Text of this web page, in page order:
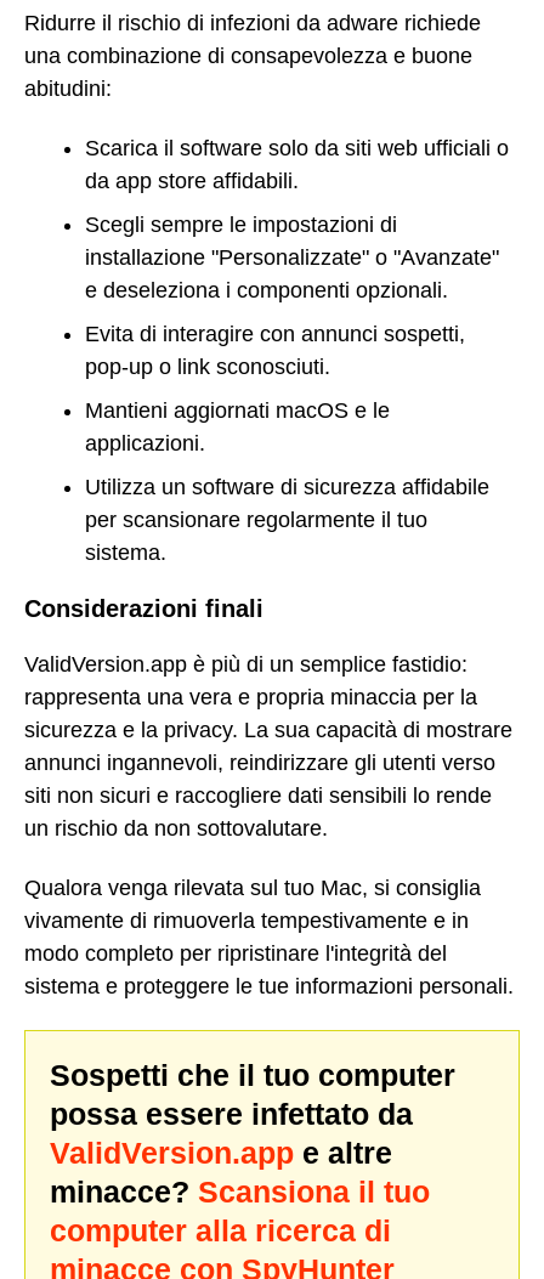
Ridurre il rischio di infezioni da adware richiede
una combinazione di consapevolezza e buone
abitudini:
Scarica il software solo da siti web ufficiali o
da app store affidabili.
Scegli sempre le impostazioni di
installazione "Personalizzate" o "Avanzate"
e deseleziona i componenti opzionali.
Evita di interagire con annunci sospetti,
pop-up o link sconosciuti.
Mantieni aggiornati macOS e le
applicazioni.
Utilizza un software di sicurezza affidabile
per scansionare regolarmente il tuo
sistema.
Considerazioni finali
ValidVersion.app è più di un semplice fastidio:
rappresenta una vera e propria minaccia per la
sicurezza e la privacy. La sua capacità di mostrare
annunci ingannevoli, reindirizzare gli utenti verso
siti non sicuri e raccogliere dati sensibili lo rende
un rischio da non sottovalutare.
Qualora venga rilevata sul tuo Mac, si consiglia
vivamente di rimuoverla tempestivamente e in
modo completo per ripristinare l'integrità del
sistema e proteggere le tue informazioni personali.
Sospetti che il tuo computer
possa essere infettato da
ValidVersion.app e altre
minacce? Scansiona il tuo
computer alla ricerca di
minacce con SpyHunter